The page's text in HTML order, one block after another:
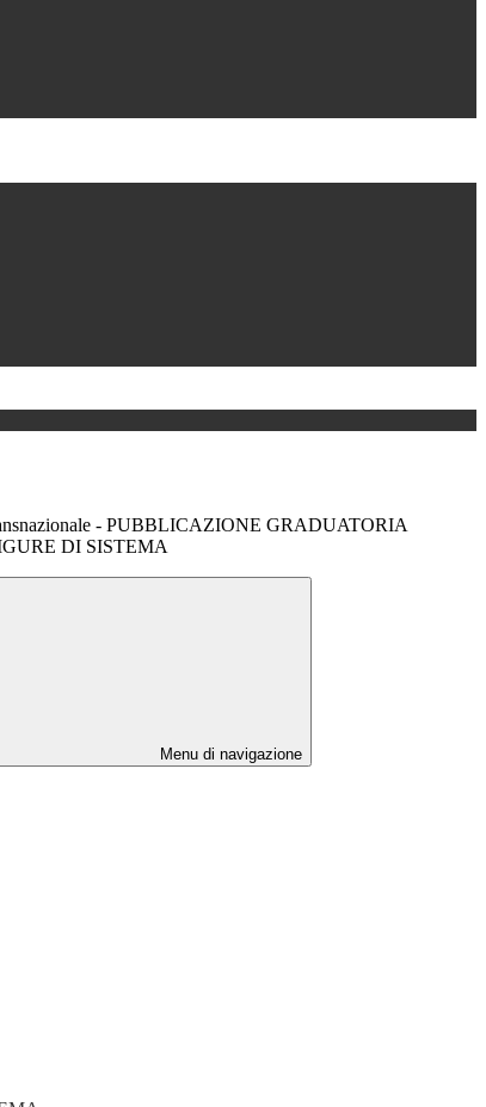
- PUBBLICAZIONE GRADUATORIA
DI SISTEMA
Menu di navigazione